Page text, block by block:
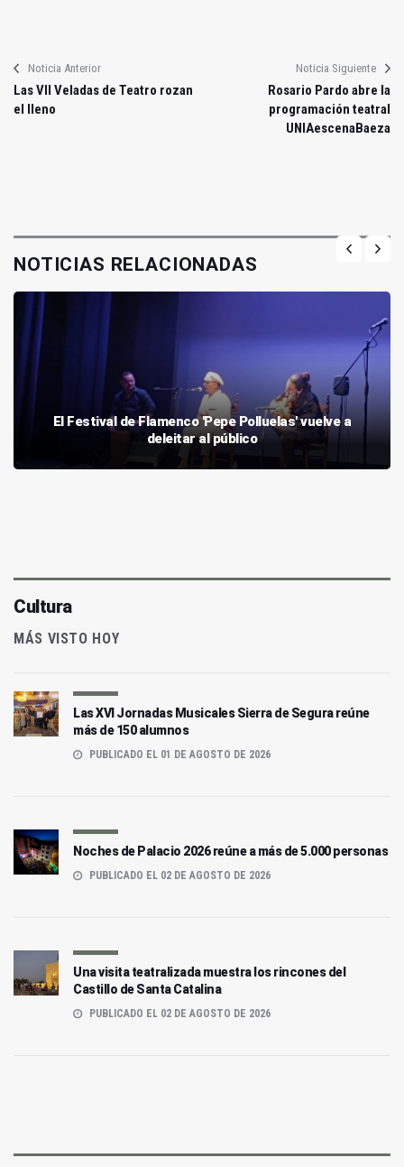
Noticia Anterior
Las VII Veladas de Teatro rozan
el lleno
Noticia Siguiente
Rosario Pardo abre la
programación teatral
UNIAescenaBaeza
NOTICIAS RELACIONADAS
El Festival de Flamenco 'Pepe Polluelas' vuelve a
deleitar al público
Cultura
MÁS VISTO HOY
Las XVI Jornadas Musicales Sierra de Segura reúne
más de 150 alumnos
PUBLICADO EL 01 DE AGOSTO DE 2026
Noches de Palacio 2026 reúne a más de 5.000 personas
PUBLICADO EL 02 DE AGOSTO DE 2026
Una visita teatralizada muestra los rincones del
Castillo de Santa Catalina
PUBLICADO EL 02 DE AGOSTO DE 2026